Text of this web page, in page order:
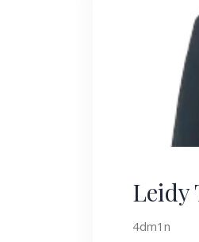
Leidy
4dm1n